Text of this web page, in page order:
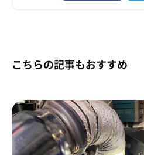
こちらの記事もおすすめ